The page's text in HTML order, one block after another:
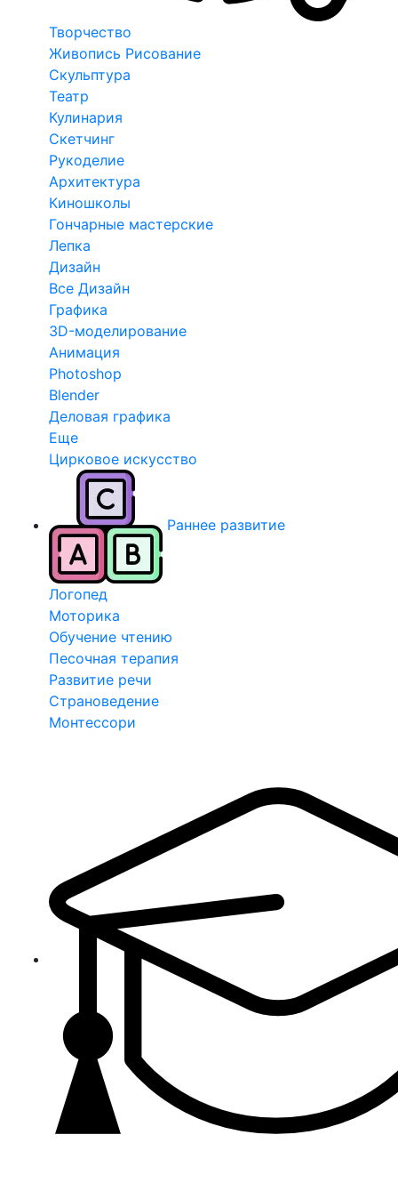
Творчество
Живопись Рисование
Скульптура
Театр
Кулинария
Скетчинг
Рукоделие
Архитектура
Киношколы
Гончарные мастерские
Лепка
Дизайн
Все Дизайн
Графика
3D-моделирование
Анимация
Photoshop
Blender
Деловая графика
Еще
Цирковое искусство
Раннее развитие
Логопед
Моторика
Обучение чтению
Песочная терапия
Развитие речи
Страноведение
Монтессори